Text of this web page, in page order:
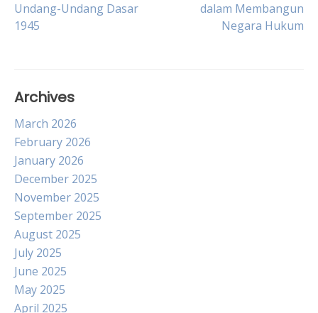
navigation
Undang-Undang Dasar
1945
dalam Membangun
Negara Hukum
Archives
March 2026
February 2026
January 2026
December 2025
November 2025
September 2025
August 2025
July 2025
June 2025
May 2025
April 2025